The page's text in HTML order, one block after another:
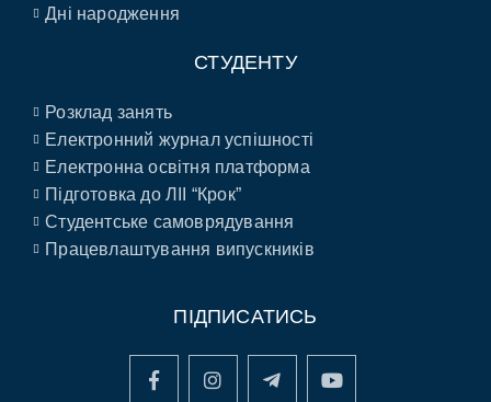
Дні народження
СТУДЕНТУ
Розклад занять
Електронний журнал успішності
Електронна освітня платформа
Підготовка до ЛІІ “Крок”
Студентське самоврядування
Працевлаштування випускників
ПІДПИСАТИСЬ